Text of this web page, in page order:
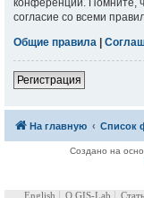
согласие со всеми
Общие правила |
Регистрация
На главную Список
Создано на
English О GIS-Lab